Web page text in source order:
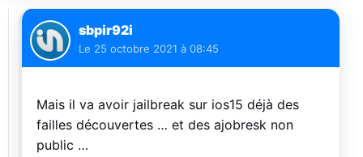
sbpir92i
Le 25 octobre 2021 à 08:45
Mais il va avoir jailbreak sur ios15 déjà des
failles découvertes … et des ajobresk non
public …